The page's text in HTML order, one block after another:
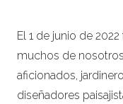
El 1 de junio de
muchos de
aficionados,
diseñadores